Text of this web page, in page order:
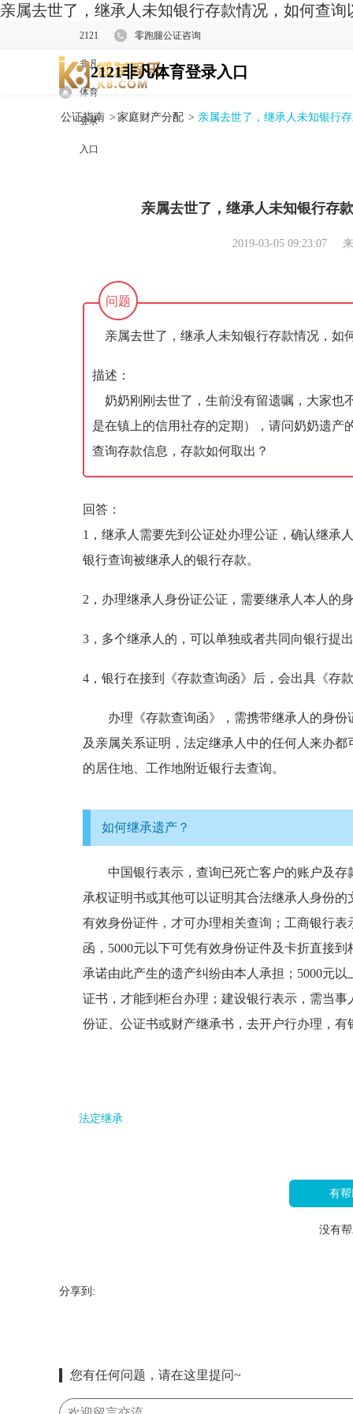
亲属去世了，继承人未知银行存款情况，如何查
2121
非凡
体育
登录
入口
零跑腿公证咨询
2121非凡体育登录入口
公证指南 > 家庭财产分配 > 亲属去世了，继承人未知银行
亲属去世了，继承人未知银行存
2019-03-05 09:23:07
问题
亲属去世了，继承人未知银行存款情况，如
描述：
奶奶刚刚去世了，生前没有留遗嘱，大家也
是在镇上的信用社存的定期），请问奶奶遗产
查询存款信息，存款如何取出？
回答：
1，继承人需要先到公证处办理公证，确认继承
银行查询被继承人的银行存款。
2，办理继承人身份证公证，需要继承人本人的
3，多个继承人的，可以单独或者共同向银行提
4，银行在接到《存款查询函》后，会出具《存
办理《存款查询函》，需携带继承人的身份
及亲属关系证明，法定继承人中的任何人来办
的居住地、工作地附近银行去查询。
如何继承遗产？
中国银行表示，查询已死亡客户的账户及存
承权证明书或其他可以证明其合法继承人身份
有效身份证件，才可办理相关查询；工商银行
函，5000元以下可凭有效身份证件及卡折直接
承诺由此产生的遗产纠纷由本人承担；5000元
证书，才能到柜台办理；建设银行表示，需当
份证、公证书或财产继承书，去开户行办理，
法定继承
有
没有
分享到:
您有任何问题，请在这里提问~